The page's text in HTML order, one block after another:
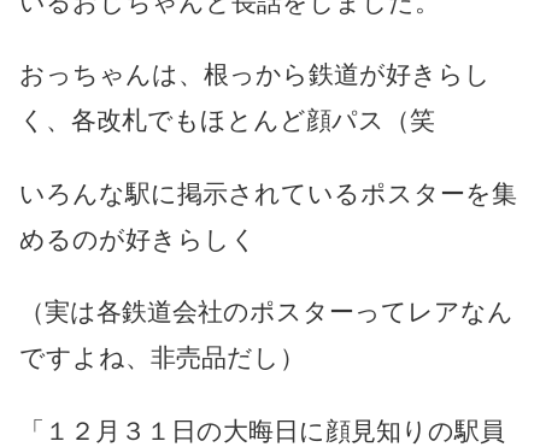
おっちゃんは、根っから鉄道が好きらし
く、各改札でもほとんど顔パス（笑
いろんな駅に掲示されているポスターを集
めるのが好きらしく
（実は各鉄道会社のポスターってレアなん
ですよね、非売品だし）
「１２月３１日の大晦日に顔見知りの駅員